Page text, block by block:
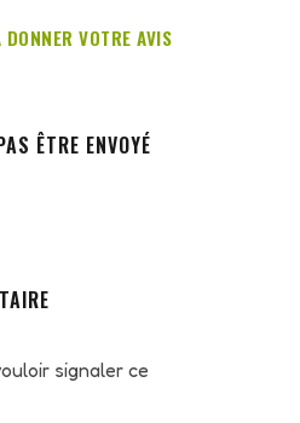
VOTRE AVIS
ÊTRE ENVOYÉ
signaler ce